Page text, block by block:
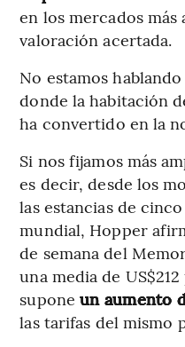
en los mercados más
valoración acertada.
No estamos
donde la habitación
ha convertido en la
Si nos fijamos más
es decir, desde los
las estancias de
mundial, Hopper
de semana del
una media de
suponeun aumento
las tarifas del mismo